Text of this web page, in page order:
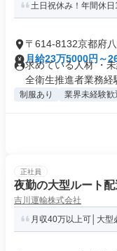
土日祝休み！年間休
〒614-8132京都府
月給23万5000円～
求めている人材 ・
全衛生推進者業務経
制服あり 業界未経験歓
正社員
夜勤の大型ルート
吉川運輸株式会社
月収40万以上可│大